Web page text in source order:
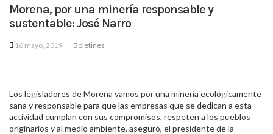
Morena, por una minería responsable y
sustentable: José Narro
16 mayo, 2019 Boletines
Los legisladores de Morena vamos por una minería ecológicamente
sana y responsable para que las empresas que se dedican a esta
actividad cumplan con sus compromisos, respeten a los pueblos
originarios y al medio ambiente, aseguró, el presidente de la